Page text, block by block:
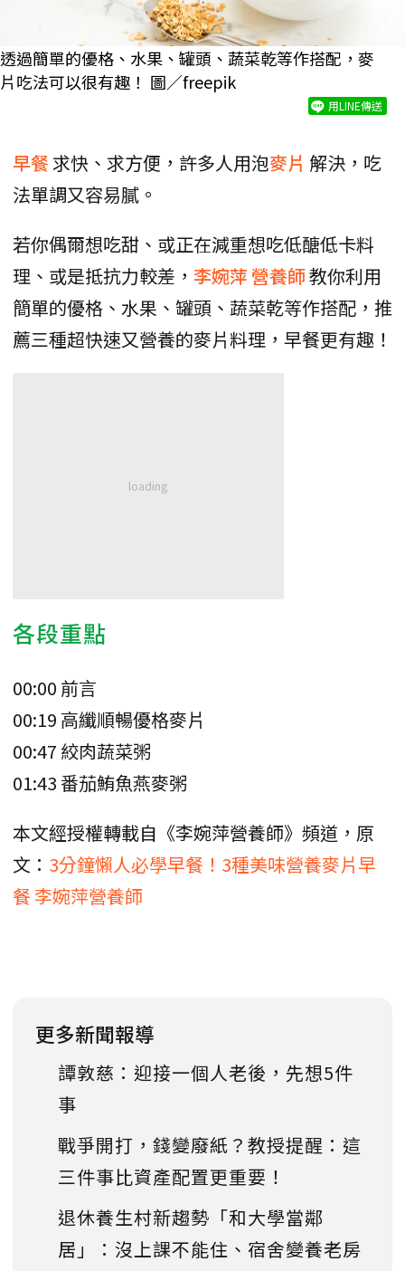
透過簡單的優格、水果、罐頭、蔬菜乾等作搭配，麥
片吃法可以很有趣！ 圖／freepik
用LINE傳送
早餐求快、求方便，許多人用泡麥片 解決，吃
法單調又容易膩。
若你偶爾想吃甜、或正在減重想吃低醣低卡料
理、或是抵抗力較差， 李婉萍營養師教你利用
簡單的優格、水果、罐頭、蔬菜乾等作搭配，推
薦三種超快速又營養的麥片料理，早餐更有趣！
各段重點
00:00 前言
00:19 高纖順暢優格麥片
00:47 絞肉蔬菜粥
01:43 番茄鮪魚燕麥粥
本文經授權轉載自《李婉萍營養師》頻道，原
文： 3分鐘懶人必學早餐！3種美味營養麥片早
餐 李婉萍營養師
更多新聞報導
譚敦慈：迎接一個人老後，先想5件
事
戰爭開打，錢變廢紙？教授提醒：這
三件事比資產配置更重要！
退休養生村新趨勢「和大學當鄰
居」：沒上課不能住、宿舍變養老房